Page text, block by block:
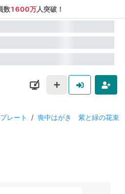
数1600万人突破！
レート / 喪中はがき 紫と緑の花束